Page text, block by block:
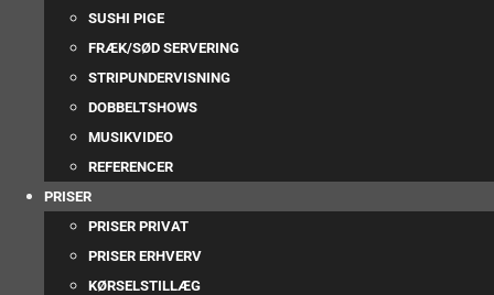
SUSHI PIGE
FRÆK/SØD SERVERING
STRIPUNDERVISNING
DOBBELTSHOWS
MUSIKVIDEO
REFERENCER
PRISER
PRISER PRIVAT
PRISER ERHVERV
KØRSELSTILLÆG